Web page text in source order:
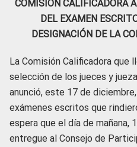
COMISIÓN CALIFICADORA
DEL EXAMEN
DESIGNACIÓN DE LA
La Comisión Calificadora que
selección de los jueces y
anunció, este 17 de
exámenes escritos que
espera que el día de mañana,
entregue al Consejo de